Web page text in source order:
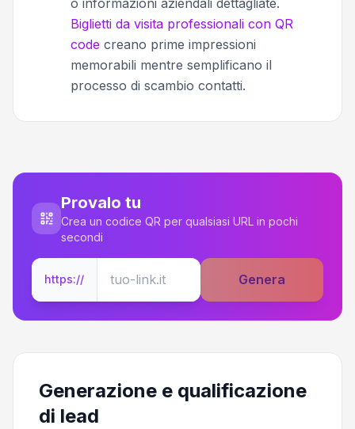
Biglietti da visita professionali con QR
code creano prime impressioni
memorabili mentre semplificano il
processo di scambio contatti.
Provalo tu
Crea un codice QR per qualsiasi URL in pochi
secondi
https:// Genera
Generazione e qualificazione
di lead